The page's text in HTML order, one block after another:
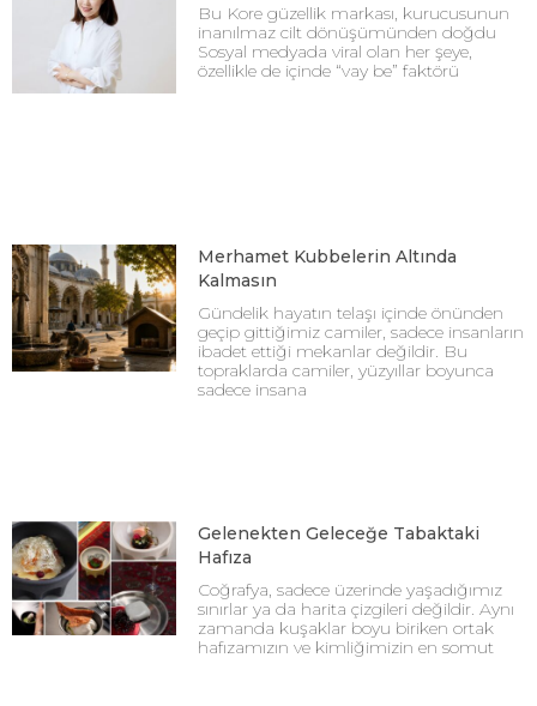
Bu Kore güzellik markası, kurucusunun
inanılmaz cilt dönüşümünden doğdu
Sosyal medyada viral olan her şeye,
özellikle de içinde “vay be” faktörü
Merhamet Kubbelerin Altında
Kalmasın
Gündelik hayatın telaşı içinde önünden
geçip gittiğimiz camiler, sadece insanların
ibadet ettiği mekanlar değildir. Bu
topraklarda camiler, yüzyıllar boyunca
sadece insana
Gelenekten Geleceğe Tabaktaki
Hafıza
Coğrafya, sadece üzerinde yaşadığımız
sınırlar ya da harita çizgileri değildir. Aynı
zamanda kuşaklar boyu biriken ortak
hafızamızın ve kimliğimizin en somut